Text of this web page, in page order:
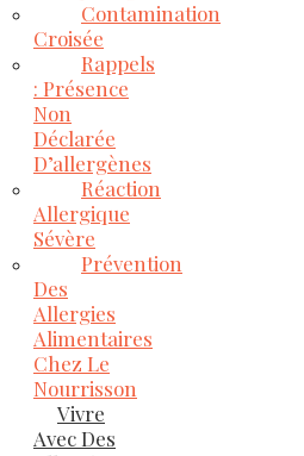
Contamination
Croisée
Rappels
: Présence
Non
Déclarée
D’allergènes
Réaction
Allergique
Sévère
Prévention
Des
Allergies
Alimentaires
Chez Le
Nourrisson
Vivre
Avec Des